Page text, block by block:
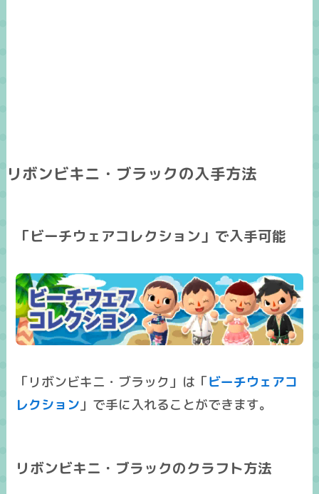
リボンビキニ・ブラックの入手方法
「ビーチウェアコレクション」で入手可能
「リボンビキニ・ブラック」は「ビーチウェアコ
レクション 」で手に入れることができます。
リボンビキニ・ブラックのクラフト方法